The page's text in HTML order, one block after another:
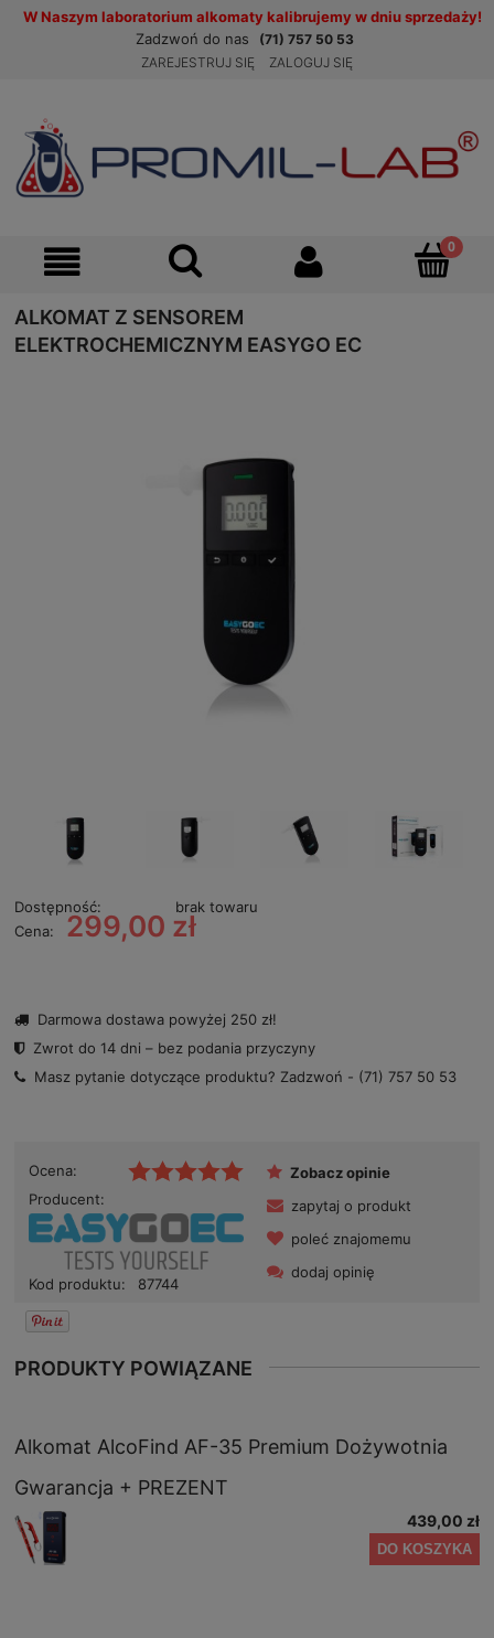
W Naszym laboratorium alkomaty kalibrujemy w dniu sprzedaży!
Zadzwoń do nas
(71) 757 50 53
ZAREJESTRUJ SIĘ
ZALOGUJ SIĘ
ALKOMAT Z SENSOREM
ELEKTROCHEMICZNYM EASYGO EC
Dostępność:
brak towaru
Cena:
299,00 zł
Darmowa dostawa powyżej 250 zł!
Zwrot do 14 dni – bez podania przyczyny
Masz pytanie dotyczące produktu? Zadzwoń - (71) 757 50 53
Ocena:
Producent:
Kod produktu: 87744
Zobacz opinie
zapytaj o produkt
poleć znajomemu
dodaj opinię
PRODUKTY POWIĄZANE
Alkomat AlcoFind AF-35 Premium Dożywotnia
Gwarancja + PREZENT
439,00 zł
DO KOSZYKA